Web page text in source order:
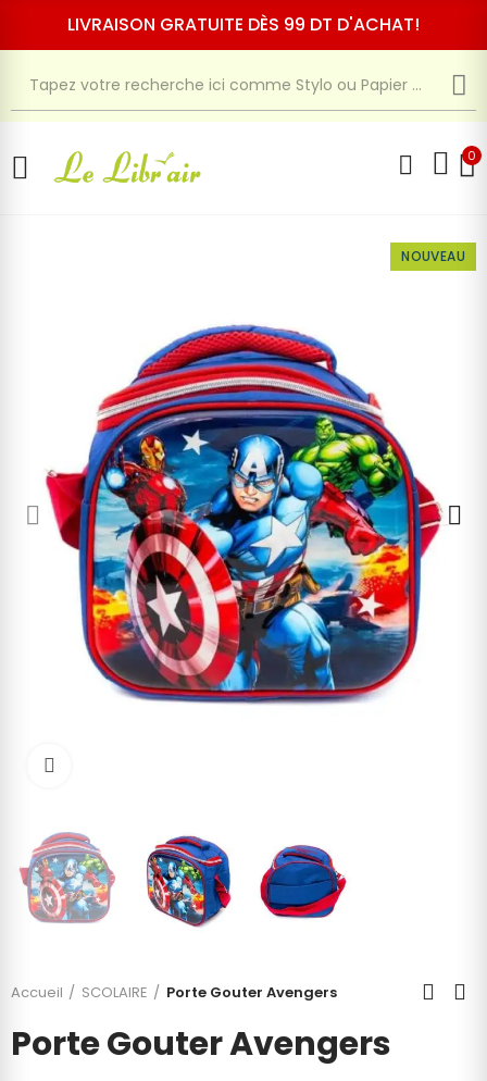
LIVRAISON GRATUITE DÈS 99 DT D'ACHAT!
0
NOUVEAU
Accueil SCOLAIRE Porte Gouter Avengers
Porte Gouter Avengers